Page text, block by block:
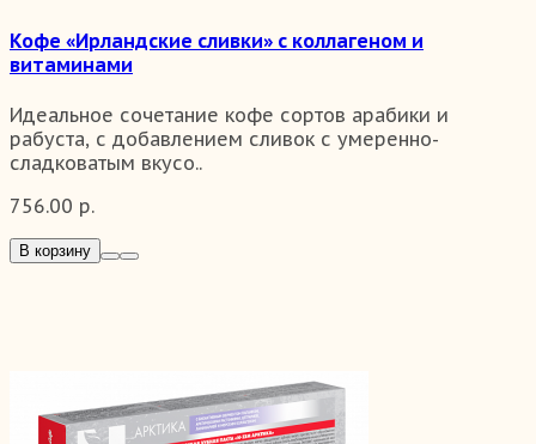
Кофе «Ирландские сливки» с коллагеном и
витаминами
Идеальное сочетание кофе сортов арабики и
рабуста, с добавлением сливок с умеренно-
сладковатым вкусо..
756.00 р.
В корзину